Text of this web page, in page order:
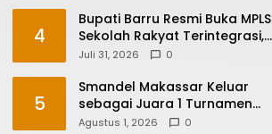
Kelola dan Perlindungan Anak
4
Bupati Barru Resmi Buka MPLS
Sekolah Rakyat Terintegrasi,
Tegaskan Pendidikan Kunci
Juli 31, 2026 0
5
Smandel Makassar Keluar
sebagai Juara 1 Turnamen
Futsal Smansa Cup Vol. 13
Agustus 1, 2026 0